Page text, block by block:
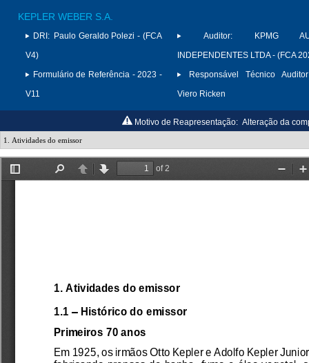
KEPLER WEBER S.A.
DRI: Paulo Geraldo Polezi - (FCA
V4)
Formulário de Referência - 2023 -
V11
Auditor:
KPMG
INDEPENDENTES LTDA - (FCA
Responsável Técnico
Viero Ricken
Motivo de Reapresentação: Alteração da